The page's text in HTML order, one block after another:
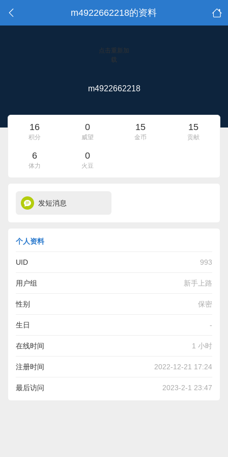
m4922662218的资料
点击重新加
载
m4922662218
16
积分
0
威望
15
金币
15
贡献
6
体力
0
火豆
发短消息
个人资料
UID 993
用户组 新手上路
性别 保密
生日 -
在线时间 1 小时
注册时间 2022-12-21 17:24
最后访问 2023-2-1 23:47